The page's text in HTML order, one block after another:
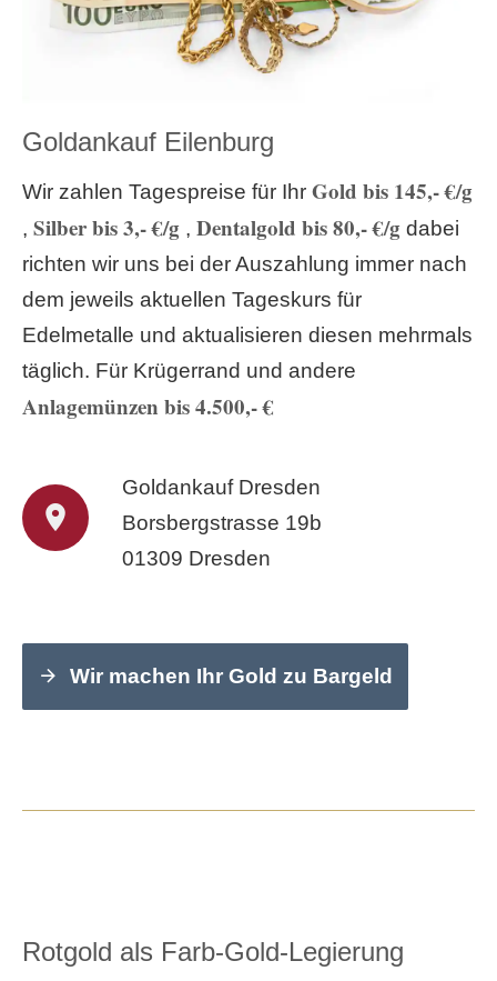
Goldankauf Eilenburg
Wir zahlen Tagespreise für Ihr Gold bis 145,- €/g
, Silber bis 3,- €/g, Dentalgold bis 80,- €/gdabei
richten wir uns bei der Auszahlung immer nach
dem jeweils aktuellen Tageskurs für
Edelmetalle und aktualisieren diesen mehrmals
täglich. Für Krügerrand und andere
Anlagemünzen bis 4.500,- €
Goldankauf Dresden
Borsbergstrasse 19b
01309 Dresden
Wir machen Ihr Gold zu Bargeld
Rotgold als Farb-Gold-Legierung